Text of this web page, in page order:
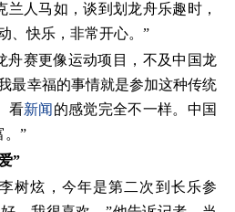
兰人马如，谈到划龙舟乐趣时，
、快乐，非常开心。”
舟赛更像运动项目，不及中国龙
最幸福的事情就是参加这种传统
看新闻 的感觉完全不一样。中国
。”
”
树炫，今年是第二次到长乐参